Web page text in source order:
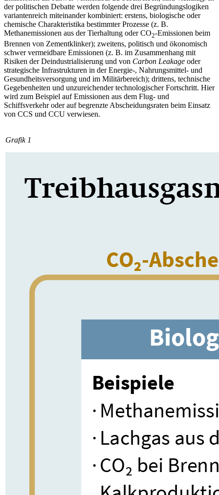
der politischen Debatte werden folgende drei Begründungslogiken
variantenreich miteinander kom­biniert: erstens, biologische oder
chemische Charakteristika bestimmter Prozesse (z. B.
Methanemissionen aus der Tierhaltung oder CO2-Emissionen beim
Brennen von Zementklinker); zweitens, politisch und ökonomisch
schwer vermeidbare Emissionen (z. B. im Zusammenhang mit
Risiken der Deindustrialisierung und von Carbon Leakage oder
strategische Infrastrukturen in der Energie-, Nahrungsmittel- und
Gesundheitsversorgung und im Militärbereich); drittens, technische
Gegebenheiten und unzureichender technologischer Fortschritt. Hier
wird zum Beispiel auf Emissionen aus dem Flug- und
Schiffsverkehr oder auf be­grenzte Abscheidungsraten beim Einsatz
von CCS und CCU verwiesen.
Grafik 1